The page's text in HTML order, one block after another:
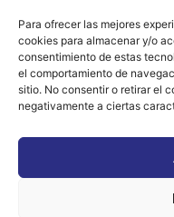
Para ofrecer las mejores
cookies para almacenar y/o
consentimiento de estas
el comportamiento de
sitio. No consentir o retirar el
negativamente a ciertas
Polígono Comercial
Chiclana de la Fra.
667 457 908